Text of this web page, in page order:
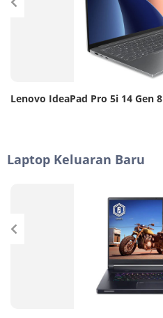
Lenovo IdeaPad Pro 5i 14 Gen 8
Laptop Keluaran Baru